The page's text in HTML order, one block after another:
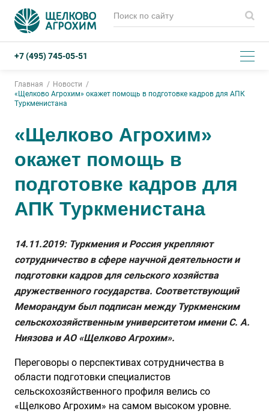
+7 (495) 745-05-51
Главная
Новости
«Щелково Агрохим» окажет помощь в подготовке кадров для АПК
Туркменистана
«Щелково Агрохим»
окажет помощь в
подготовке кадров для
АПК Туркменистана
14.11.2019: Туркмения и Россия укрепляют
сотрудничество в сфере научной деятельности и
подготовки кадров для сельского хозяйства
дружественного государства. Соответствующий
Меморандум был подписан между Туркменским
сельскохозяйственным университетом имени С. А.
Ниязова и АО «Щелково Агрохим».
Переговоры о перспективах сотрудничества в
области подготовки специалистов
сельскохозяйственного профиля велись со
«Щелково Агрохим» на самом высоком уровне.